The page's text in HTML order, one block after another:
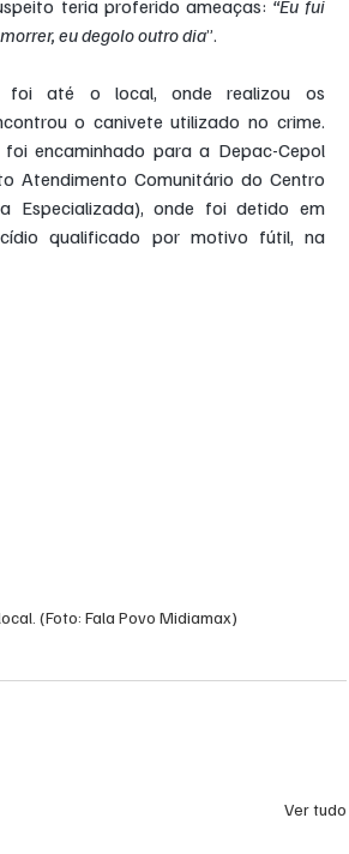
teria proferido ameaças: “Eu fui
eu degolo outro dia”.
foi até o local, onde realizou os
o canivete utilizado no crime.
encaminhado para a Depac-Cepol
Atendimento Comunitário do Centro
Especializada), onde foi detido em
qualificado por motivo fútil, na
(Foto: Fala Povo Midiamax)
Ver tudo